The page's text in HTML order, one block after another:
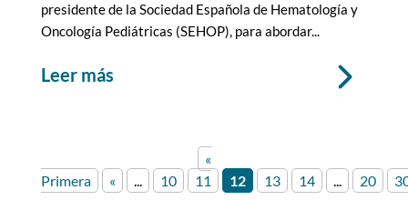
presidente de la Sociedad Española de Hematología y
Oncología Pediátricas (SEHOP), para abordar...
leer más
«
Primera
« ... 10 11 12 13 14 ... 20